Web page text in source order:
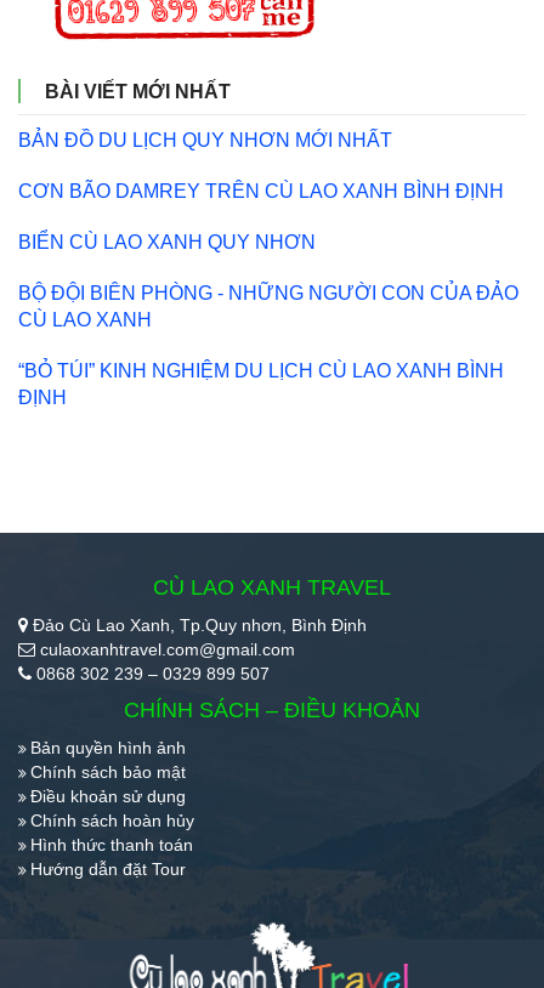
BÀI VIẾT MỚI NHẤT
BẢN ĐỒ DU LỊCH QUY NHƠN MỚI NHẤT
CƠN BÃO DAMREY TRÊN CÙ LAO XANH BÌNH ĐỊNH
BIỂN CÙ LAO XANH QUY NHƠN
BỘ ĐỘI BIÊN PHÒNG - NHỮNG NGƯỜI CON CỦA ĐẢO
CÙ LAO XANH
“BỎ TÚI” KINH NGHIỆM DU LỊCH CÙ LAO XANH BÌNH
ĐỊNH
CÙ LAO XANH TRAVEL
Đảo Cù Lao Xanh, Tp.Quy nhơn, Bình Định
culaoxanhtravel.com@gmail.com
0868 302 239 – 0329 899 507
CHÍNH SÁCH – ĐIỀU KHOẢN
Bản quyền hình ảnh
Chính sách bảo mật
Điều khoản sử dụng
Chính sách hoàn hủy
Hình thức thanh toán
Hướng dẫn đặt Tour